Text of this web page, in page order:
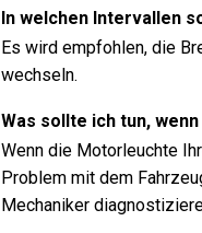
In welchen Intervallen
Es wird empfohlen, die
wechseln.
Was sollte ich tun,
Wenn die Motorleuchte
Problem mit dem
Mechaniker